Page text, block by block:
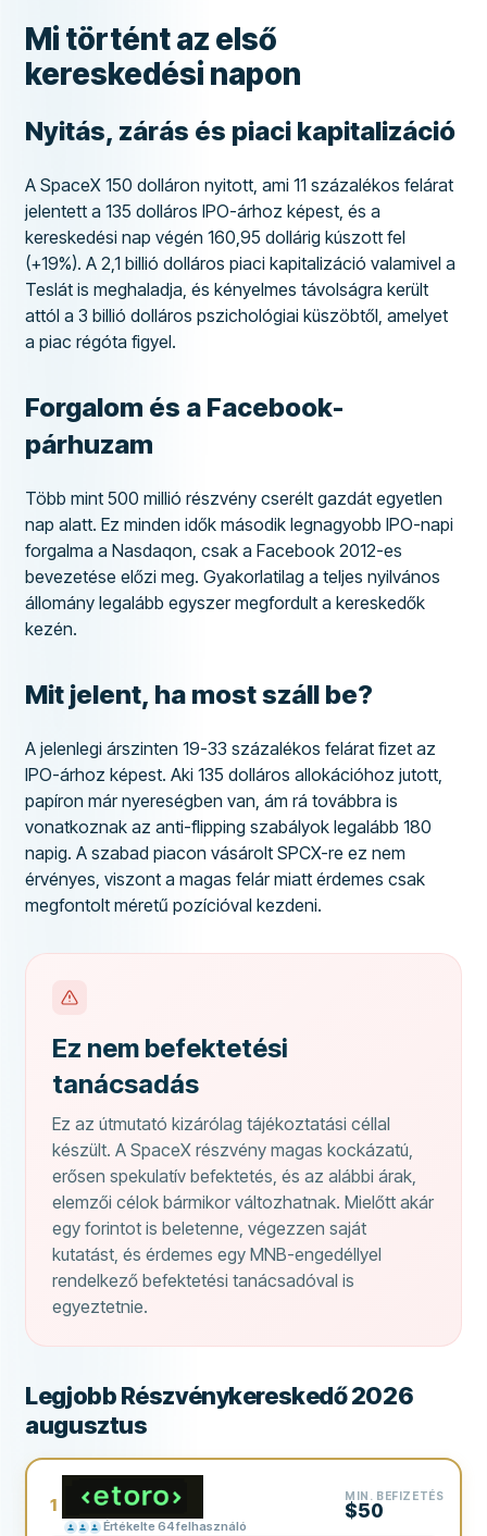
Mi történt az első
kereskedési napon
Nyitás, zárás és piaci kapitalizáció
A SpaceX 150 dolláron nyitott, ami 11 százalékos felárat
jelentett a 135 dolláros IPO-árhoz képest, és a
kereskedési nap végén 160,95 dollárig kúszott fel
(+19%). A 2,1 billió dolláros piaci kapitalizáció valamivel a
Teslát is meghaladja, és kényelmes távolságra került
attól a 3 billió dolláros pszichológiai küszöbtől, amelyet
a piac régóta figyel.
Forgalom és a Facebook-
párhuzam
Több mint 500 millió részvény cserélt gazdát egyetlen
nap alatt. Ez minden idők második legnagyobb IPO-napi
forgalma a Nasdaqon, csak a Facebook 2012-es
bevezetése előzi meg. Gyakorlatilag a teljes nyilvános
állomány legalább egyszer megfordult a kereskedők
kezén.
Mit jelent, ha most száll be?
A jelenlegi árszinten 19-33 százalékos felárat fizet az
IPO-árhoz képest. Aki 135 dolláros allokációhoz jutott,
papíron már nyereségben van, ám rá továbbra is
vonatkoznak az anti-flipping szabályok legalább 180
napig. A szabad piacon vásárolt SPCX-re ez nem
érvényes, viszont a magas felár miatt érdemes csak
megfontolt méretű pozícióval kezdeni.
Ez nem befektetési
tanácsadás
Ez az útmutató kizárólag tájékoztatási céllal
készült. A SpaceX részvény magas kockázatú,
erősen spekulatív befektetés, és az alábbi árak,
elemzői célok bármikor változhatnak. Mielőtt akár
egy forintot is beletenne, végezzen saját
kutatást, és érdemes egy MNB-engedéllyel
rendelkező befektetési tanácsadóval is
egyeztetnie.
Legjobb Részvénykereskedő 2026
augusztus
1
Értékelte 64 felhasználó
MIN. BEFIZETÉS
$50